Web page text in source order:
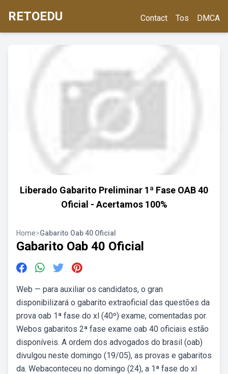
RETOEDU Contact Tos DMCA
Liberado Gabarito Preliminar 1ª Fase OAB 40
Oficial - Acertamos 100%
Home>Gabarito Oab 40 Oficial
Gabarito Oab 40 Oficial
Web — para auxiliar os candidatos, o gran
disponibilizará o gabarito extraoficial das questões da
prova oab 1ª fase do xl (40º) exame, comentadas por.
Webos gabaritos 2ª fase exame oab 40 oficiais estão
disponíveis. A ordem dos advogados do brasil (oab)
divulgou neste domingo (19/05), as provas e gabaritos
da. Webaconteceu no domingo (24), a 1ª fase do xl